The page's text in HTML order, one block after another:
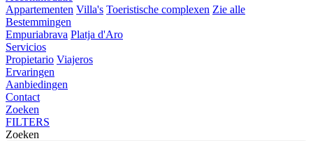
Appartementen Villa's Toeristische complexen Zie alle
Bestemmingen
Empuriabrava Platja d'Aro
Servicios
Propietario Viajeros
Ervaringen
Aanbiedingen
Contact
Zoeken
FILTERS
Zoeken